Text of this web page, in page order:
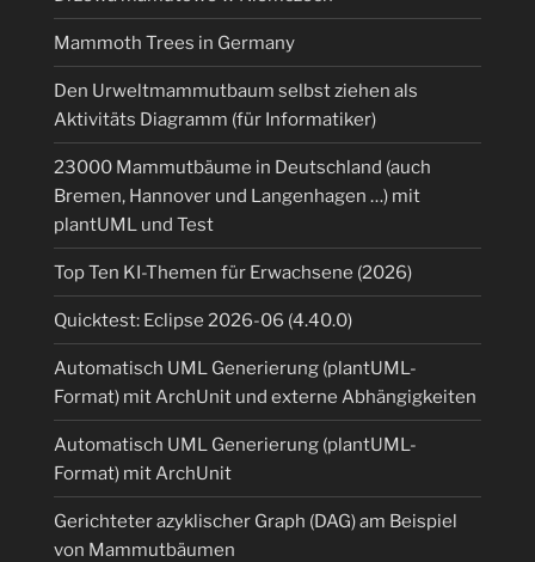
Mammoth Trees in Germany
Den Urweltmammutbaum selbst ziehen als
Aktivitäts Diagramm (für Informatiker)
23000 Mammutbäume in Deutschland (auch
Bremen, Hannover und Langenhagen …) mit
plantUML und Test
Top Ten KI-Themen für Erwachsene (2026)
Quicktest: Eclipse 2026-06 (4.40.0)
Automatisch UML Generierung (plantUML-
Format) mit ArchUnit und externe Abhängigkeiten
Automatisch UML Generierung (plantUML-
Format) mit ArchUnit
Gerichteter azyklischer Graph (DAG) am Beispiel
von Mammutbäumen